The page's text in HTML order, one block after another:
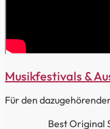
Musikfestivals &
Für den
Best Original